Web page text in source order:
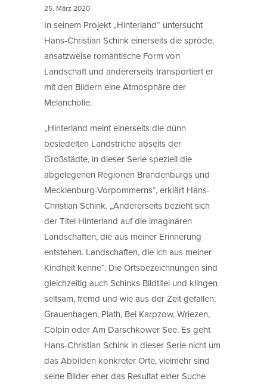
25. März 2020
In seinem Projekt „Hinterland“ untersucht
Hans-Christian Schink einerseits die spröde,
ansatzweise romantische Form von
Landschaft und andererseits transportiert er
mit den Bildern eine Atmosphäre der
Melancholie.
„Hinterland meint einerseits die dünn
besiedelten Landstriche abseits der
Großstädte, in dieser Serie speziell die
abgelegenen Regionen Brandenburgs und
Mecklenburg-Vorpommerns“, erklärt Hans-
Christian Schink. „Andererseits bezieht sich
der Titel Hinterland auf die imaginären
Landschaften, die aus meiner Erinnerung
entstehen. Landschaften, die ich aus meiner
Kindheit kenne“. Die Ortsbezeichnungen sind
gleichzeitig auch Schinks Bildtitel und klingen
seltsam, fremd und wie aus der Zeit gefallen:
Grauenhagen, Plath, Bei Karpzow, Wriezen,
Cölpin oder Am Darschkower See. Es geht
Hans-Christian Schink in dieser Serie nicht um
das Abbilden konkreter Orte, vielmehr sind
seine Bilder eher das Resultat einer Suche